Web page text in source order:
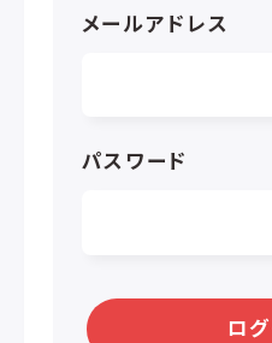
メールアドレス
パスワード
ロ